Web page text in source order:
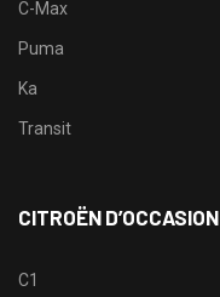
C-Max
Puma
Ka
Transit
CITROËN D’OCCASION
C1